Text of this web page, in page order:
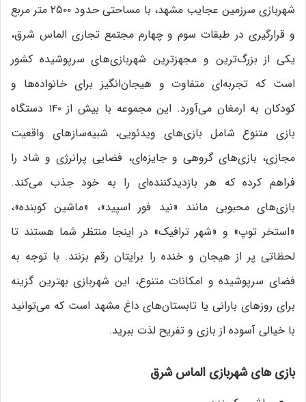
شهربازی سرزمین عجایب مشهد، با مساحتی حدود ۲۵۰۰ متر مربع
و قرارگیری در طبقات سوم و چهارم مجتمع تجاری الماس شرق،
یکی از بزرگ‌ترین و مجهزترین شهربازی‌های سرپوشیده کشور
است که تجربه‌ای متفاوت و هیجان‌انگیز برای خانواده‌ها و
کودکان به ارمغان می‌آورد. این مجموعه با بیش از ۱۴۰ دستگاه
بازی متنوع شامل بازی‌های ویدئویی، شبیه‌سازهای واقعیت
مجازی، بازی‌های گروهی و جایزه‌ای، فضایی پرانرژی و شاد را
فراهم کرده که هر بازدیدکننده‌ای را به خود جذب می‌کند.
بازی‌های محبوبی مانند «نید فور اسپید»، «ماشین کوبنده»،
«استخر توپ» و «شهر ترافیک» در اینجا منتظر شما هستند تا
لحظاتی پر از هیجان و خنده را برایتان رقم بزنند. با توجه به
فضای سرپوشیده و امکانات متنوع، این شهربازی بهترین گزینه
برای روزهای بارانی یا تابستان‌های داغ مشهد است که می‌توانید
با خیالی آسوده از بازی و تفریح لذت ببرید.
بازی های شهربازی الماس شرق